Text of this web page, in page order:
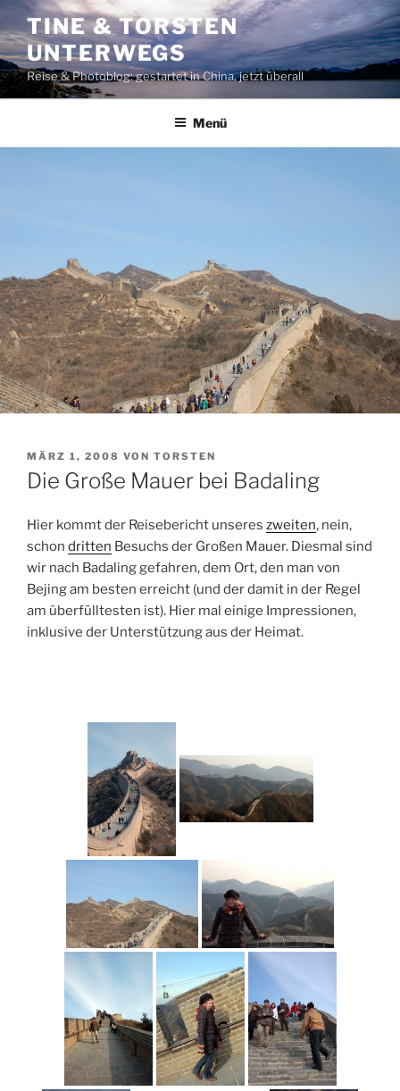
Zum
Inhalt
springen
TINE & TORSTEN
UNTERWEGS
Reise & Photoblog: gestartet in China, jetzt überall
Menü
VERÖFFENTLICHT
AM
MÄRZ 1, 2008 VON TORSTEN
Die Große Mauer bei Badaling
Hier kommt der Reisebericht unseres zweiten, nein,
schon dritten Besuchs der Großen Mauer. Diesmal sind
wir nach Badaling gefahren, dem Ort, den man von
Bejing am besten erreicht (und der damit in der Regel
am überfülltesten ist). Hier mal einige Impressionen,
inklusive der Unterstützung aus der Heimat.